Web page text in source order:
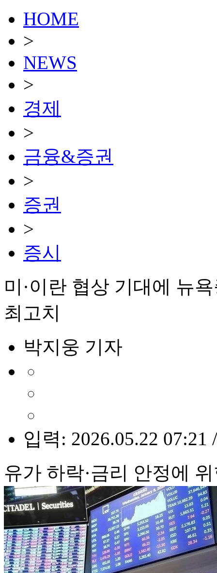
HOME
>
NEWS
>
경제
>
금융&증권
>
증권
>
증시
미·이란 협상 기대에 뉴
최고치
박지웅 기자
입력: 2026.05.22 07:21
유가 하락·금리 안정에